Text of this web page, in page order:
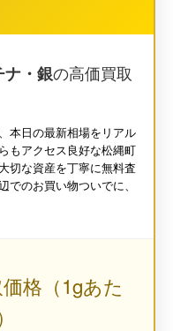
ナ・銀の高価買取
本日の最新相場をリアル
もアクセス良好な松縄町
切な資産を丁寧に無料査
のお買い物ついでに、
格（1gあた